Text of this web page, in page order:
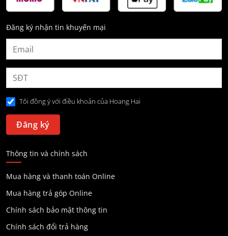
Đăng ký nhận tin khuyến mại
Tôi đồng ý với điều khoản của Hoang Hai
Thông tin và chính sách
Mua hàng và thanh toán Online
Mua hàng trả góp Online
Chính sách bảo mật thông tin
Chính sách đổi trả hàng